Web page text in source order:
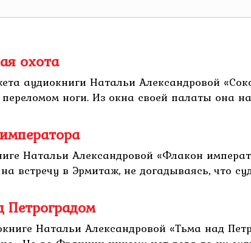
охота
аудиокниги Натальи Александровой
ноги. Из окна своей палаты она
Натальи Александровой «Флакон
встречу в Эрмитаж, не догадываясь, что
Петроградом
Натальи Александровой «Тьма над